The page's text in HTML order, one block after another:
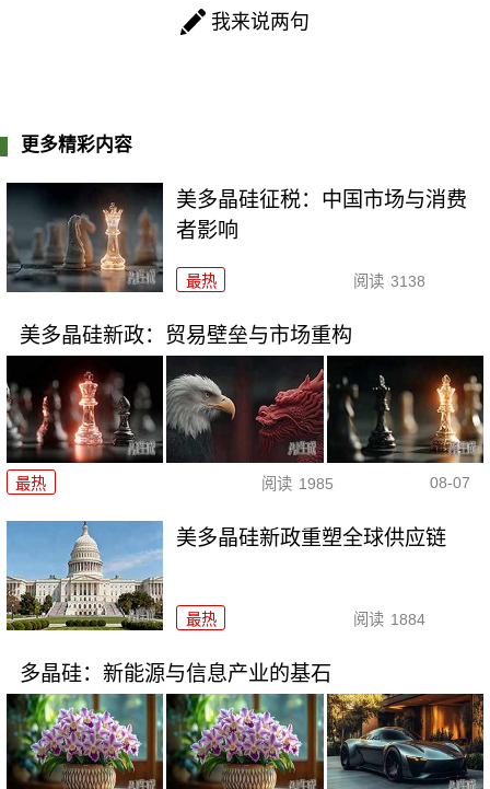
我来说两句
更多精彩内容
美多晶硅征税：中国市场与消费
者影响
最热 阅读 3138
美多晶硅新政：贸易壁垒与市场重构
最热 阅读 1985 08-07
美多晶硅新政重塑全球供应链
最热 阅读 1884
多晶硅：新能源与信息产业的基石